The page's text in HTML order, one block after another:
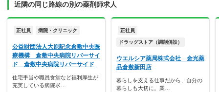
近隣の同じ路線の別の薬剤師求人
正社員 病院・クリニック
公益財団法人大原記念倉敷中央医
療機構 倉敷中央病院リバーサイ
ド 倉敷中央病院リバーサイド
住宅手当や職員食堂など福利厚生が
充実している病院求…
正社員
ドラッグストア（調剤併設）
ウエルシア薬局株式会社 金光薬
品倉敷新田店
暮らしを支える仕事だから、自分の
暮らしも大切に。業…